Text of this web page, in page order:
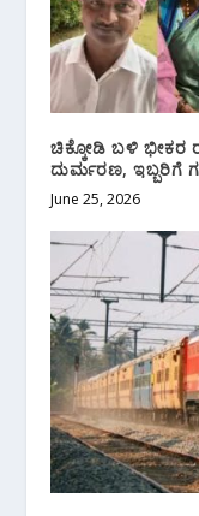
ಚಿಕ್ಕೋಡಿ ಬಳಿ ಭೀಕರ
ದುರ್ಮರಣ, ಇಬ್ಬರಿಗೆ
June 25, 2026